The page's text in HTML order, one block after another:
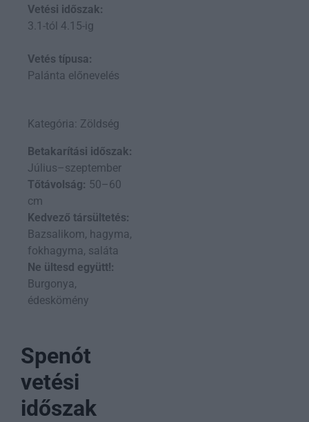
Vetési időszak:
3.1-tól 4.15-ig
Vetés típusa:
Palánta előnevelés
Kategória: Zöldség
Betakarítási időszak:
Július–szeptember
Tőtávolság: 50–60
cm
Kedvező társültetés:
Bazsalikom, hagyma,
fokhagyma, saláta
Ne ültesd együtt!:
Burgonya,
édeskömény
Spenót
vetési
időszak